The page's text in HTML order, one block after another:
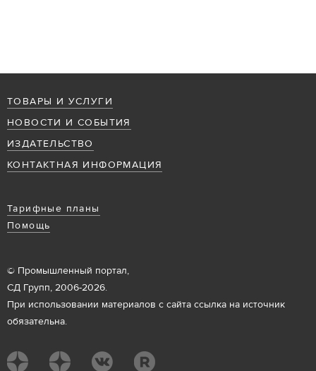
ТОВАРЫ И УСЛУГИ
НОВОСТИ И СОБЫТИЯ
ИЗДАТЕЛЬСТВО
КОНТАКТНАЯ ИНФОРМАЦИЯ
Тарифные планы
Помощь
© Промышленный портал,
СД Групп, 2006-2026.
При использовании материалов с сайта ссылка на источник
обязательна.